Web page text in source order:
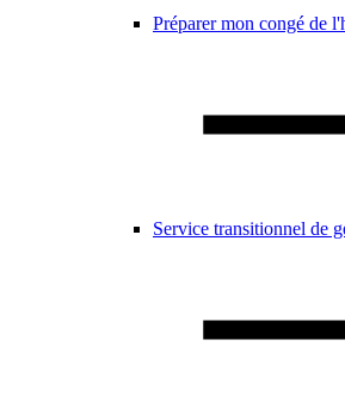
Préparer mon congé de
Service transitionnel de